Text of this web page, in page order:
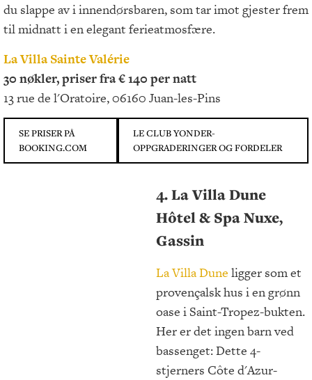
du slappe av i innendørsbaren, som tar imot gjester frem
til midnatt i en elegant ferieatmosfære.
La Villa Sainte Valérie
30 nøkler, priser fra € 140 per natt
13 rue de l'Oratoire, 06160 Juan-les-Pins
SE PRISER PÅ
BOOKING.COM
LE CLUB YONDER-
OPPGRADERINGER OG FORDELER
4. La Villa Dune
Hôtel & Spa Nuxe,
Gassin
La Villa Dune ligger som et
provençalsk hus i en grønn
oase i Saint-Tropez-bukten.
Her er det ingen barn ved
bassenget: Dette 4-
stjerners Côte d'Azur-